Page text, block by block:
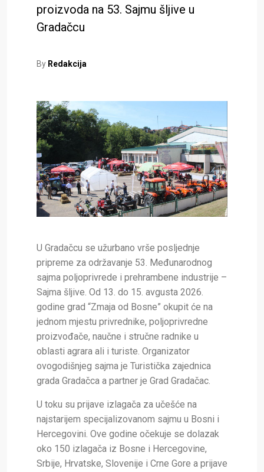
proizvoda na 53. Sajmu šljive u
Gradačcu
By Redakcija
U Gradačcu se užurbano vrše posljednje
pripreme za održavanje 53. Međunarodnog
sajma poljoprivrede i prehrambene industrije –
Sajma šljive. Od 13. do 15. avgusta 2026.
godine grad “Zmaja od Bosne” okupit će na
jednom mjestu privrednike, poljoprivredne
proizvođače, naučne i stručne radnike u
oblasti agrara ali i turiste. Organizator
ovogodišnjeg sajma je Turistička zajednica
grada Gradačca a partner je Grad Gradačac.
U toku su prijave izlagača za učešće na
najstarijem specijalizovanom sajmu u Bosni i
Hercegovini. Ove godine očekuje se dolazak
oko 150 izlagača iz Bosne i Hercegovine,
Srbije, Hrvatske, Slovenije i Crne Gore a prijave